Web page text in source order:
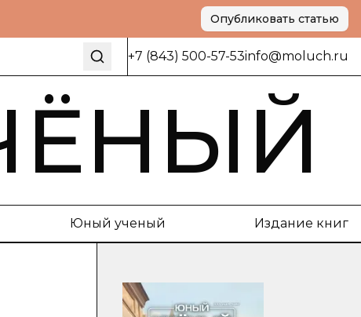
Опубликовать статью
+7 (843) 500-57-53info@moluch.ru
Юный ученый Издание книг